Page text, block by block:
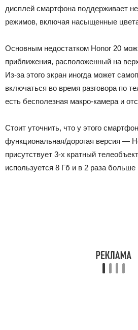
дисплей смартфона поддерживает
режимов, включая насыщенные
Основным недостатком Honor 20
приближения, расположенный на
Из-за этого экран иногда может
включаться во время разговора по
есть бесполезная макро-камера и
Стоит уточнить, что у этого
функциональная/дорогая версия —
присутствует 3-х кратный
используется 8 Гб и в 2 раза больше